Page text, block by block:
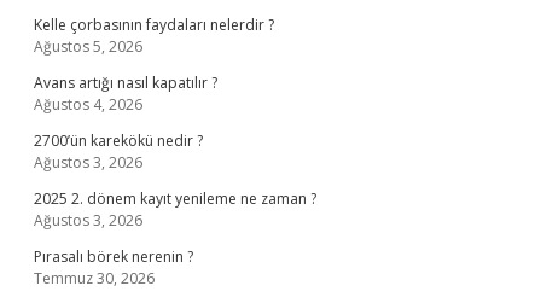
Kelle çorbasının faydaları nelerdir ?
Ağustos 5, 2026
Avans artığı nasıl kapatılır ?
Ağustos 4, 2026
2700’ün karekökü nedir ?
Ağustos 3, 2026
2025 2. dönem kayıt yenileme ne zaman ?
Ağustos 3, 2026
Pırasalı börek nerenin ?
Temmuz 30, 2026